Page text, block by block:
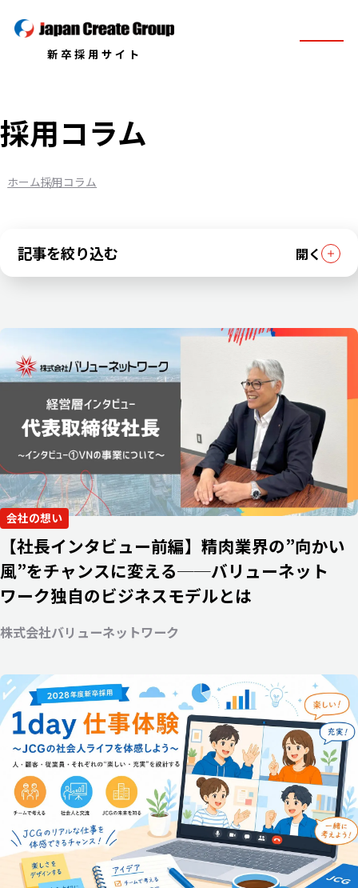
新卒採用サイト
採用コラム
ホーム採用コラム
記事を絞り込む
開く
カテゴリ
グループ会社
株式会社ジャパンクリエイト
株式会社バリューネットワーク
会社の想い
【社長インタビュー前編】精肉業界の”向かい
風”をチャンスに変える──バリューネット
ワーク独自のビジネスモデルとは
株式会社バリューネットワーク